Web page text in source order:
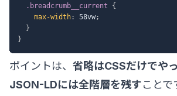
.breadcrumb__current
{
max-width: 58vw;
}
}
ポイントは、 省略はCSSだけでや
JSON-LDには全階層を残すことで